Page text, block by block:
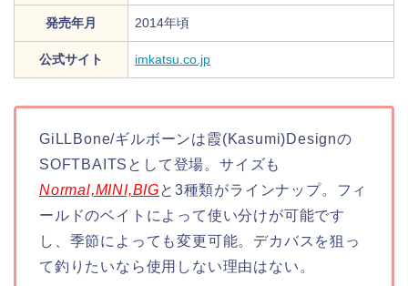
発売年月 2014年頃
公式サイト imkatsu.co.jp
GiLLBone/ギルボーンは霞(Kasumi)Designの
SOFTBAITSとして登場。サイズも
Normal,MINI,BIGと3種類がラインナップ。フィ
ールドのベイトによって使い分けが可能です
し、季節によっても変更可能。デカバスを狙っ
て釣りたいなら使用しない理由はない。